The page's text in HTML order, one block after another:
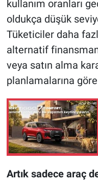
kullanım oranları
oldukça düşük
Tüketiciler daha
alternatif
veya satın alma
planlamalarına
Artık sadece araç